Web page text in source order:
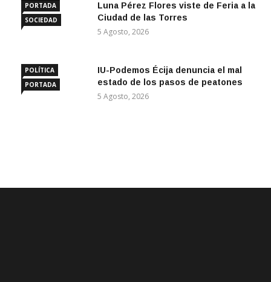
PORTADA
SOCIEDAD
Luna Pérez Flores viste de Feria a la
Ciudad de las Torres
5 Agosto, 2026
POLÍTICA
PORTADA
IU-Podemos Écija denuncia el mal
estado de los pasos de peatones
5 Agosto, 2026